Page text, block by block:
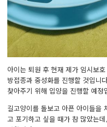
아이는 퇴원 후 현재 제가 임시보
방접종과 중성화를 진행할 것입니
찾아주기 위해 입양을 진행할 예정
길고양이를 돌보고 아픈 아이들을
고 포기하고 싶을 때가 참 많았는